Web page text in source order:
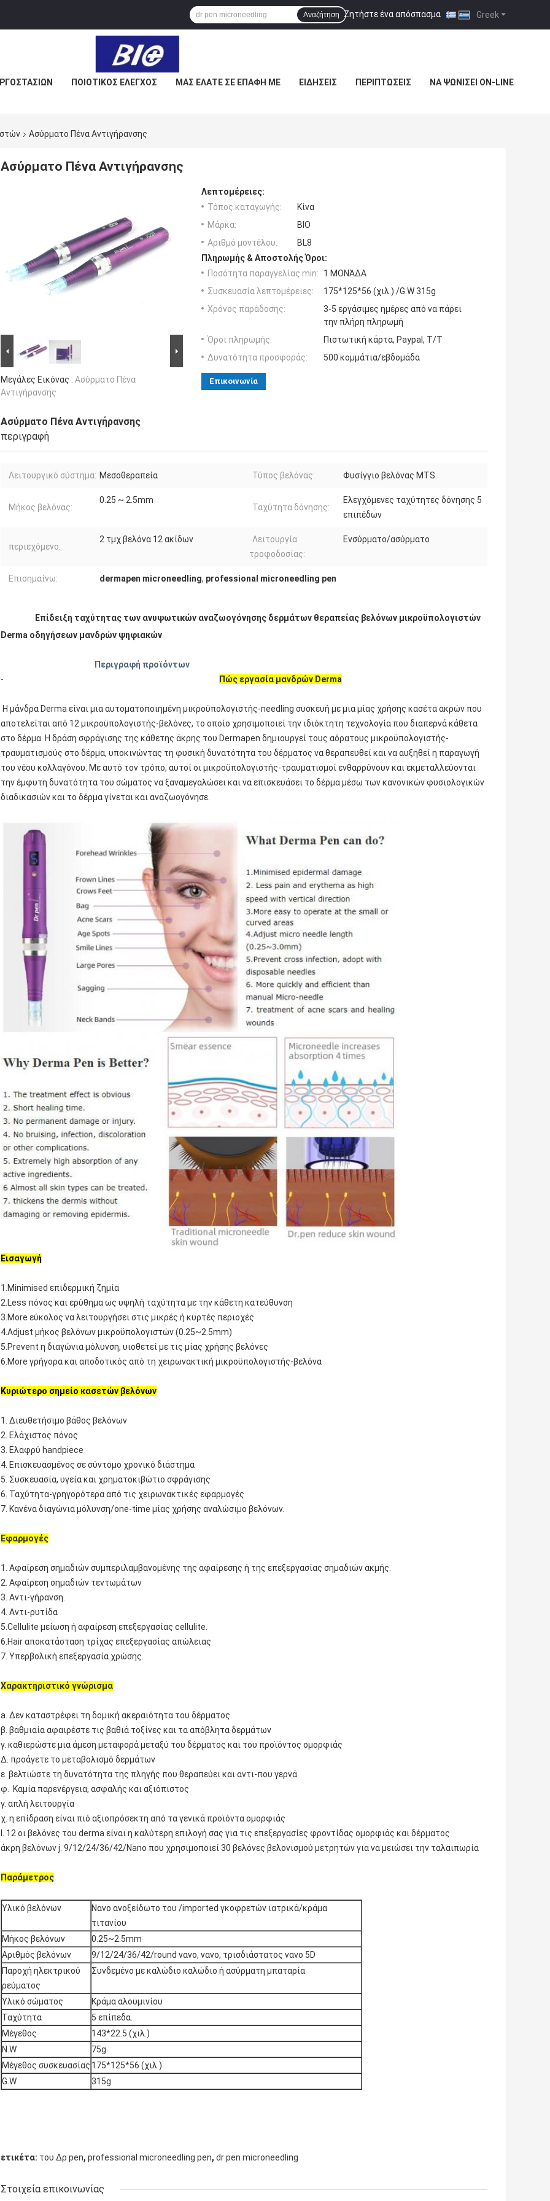
Greek
Ζητήστε ένα απόσπασμα |
Αναζήτηση
ΠΟΙΟΤΙΚΌΣ ΈΛΕΓΧΟΣ ΜΑΣ ΕΛΆΤΕ ΣΕ ΕΠΑΦΉ ΜΕ ΕΙΔΉΣΕΙΣ ΠΕΡΙΠΤΏΣΕΙΣ ΝΑ ΨΩΝΊΣΕΙ ON-LINE
Ασύρματο Πένα Αντιγήρανσης
Ασύρματο Πένα Αντιγήρανσης
Μεγάλες Εικόνας : Ασύρματο Πένα
Αντιγήρανσης
Λεπτομέρειες:
Τόπος καταγωγής:
Κίνα
Μάρκα:
BIO
Αριθμό μοντέλου:
BL8
Πληρωμής & Αποστολής Όροι:
Ποσότητα παραγγελίας min:
1 ΜΟΝΆΔΑ
Συσκευασία λεπτομέρειες:
175*125*56 (χιλ.) /G.W 315g
Χρόνος παράδοσης:
3-5 εργάσιμες ημέρες από να πάρει
την πλήρη πληρωμή
Όροι πληρωμής:
Πιστωτική κάρτα, Paypal, T/T
Δυνατότητα προσφοράς:
500 κομμάτια/εβδομάδα
Επικοινωνία
Ασύρματο Πένα Αντιγήρανσης
περιγραφή
Λειτουργικό σύστημα: Μεσοθεραπεία Τύπος βελόνας: Φυσίγγιο βελόνας MTS
Μήκος βελόνας:
0.25 ~ 2.5mm
Ταχύτητα δόνησης:
Ελεγχόμενες ταχύτητες δόνησης 5
επιπέδων
περιεχόμενο:
2 τμχ βελόνα 12 ακίδων
Λειτουργία
τροφοδοσίας:
Ενσύρματο/ασύρματο
Επισημαίνω: dermapen microneedling, professional microneedling pen
Επίδειξη ταχύτητας των ανυψωτικών αναζωογόνησης δερμάτων θεραπείας βελόνων μικροϋπολογιστών
Derma οδηγήσεων μανδρών ψηφιακών
Περιγραφή προϊόντων
-
Πώς εργασία μανδρών Derma
Η μάνδρα Derma είναι μια αυτοματοποιημένη μικροϋπολογιστής-needling συσκευή με μια μίας χρήσης κασέτα ακρών που
αποτελείται από 12 μικροϋπολογιστής-βελόνες, το οποίο χρησιμοποιεί την ιδιόκτητη τεχνολογία που διαπερνά κάθετα
στο δέρμα. Η δράση σφράγισης της κάθετης άκρης του Dermapen δημιουργεί τους αόρατους μικροϋπολογιστής-
τραυματισμούς στο δέρμα, υποκινώντας τη φυσική δυνατότητα του δέρματος να θεραπευθεί και να αυξηθεί η παραγωγή
του νέου κολλαγόνου. Με αυτό τον τρόπο, αυτοί οι μικροϋπολογιστής-τραυματισμοί ενθαρρύνουν και εκμεταλλεύονται
την έμφυτη δυνατότητα του σώματος να ξαναμεγαλώσει και να επισκευάσει το δέρμα μέσω των κανονικών φυσιολογικών
διαδικασιών και το δέρμα γίνεται και αναζωογόνησε.
Εισαγωγή
1.Minimised επιδερμική ζημία
2.Less πόνος και ερύθημα ως υψηλή ταχύτητα με την κάθετη κατεύθυνση
3.More εύκολος να λειτουργήσει στις μικρές ή κυρτές περιοχές
4.Adjust μήκος βελόνων μικροϋπολογιστών (0.25~2.5mm)
5.Prevent η διαγώνια μόλυνση, υιοθετεί με τις μίας χρήσης βελόνες
6.More γρήγορα και αποδοτικός από τη χειρωνακτική μικροϋπολογιστής-βελόνα
Κυριώτερο σημείο κασετών βελόνων
1. Διευθετήσιμο βάθος βελόνων
2. Ελάχιστος πόνος
3. Ελαφρύ handpiece
4. Επισκευασμένος σε σύντομο χρονικό διάστημα
5. Συσκευασία, υγεία και χρηματοκιβώτιο σφράγισης
6. Ταχύτητα-γρηγορότερα από τις χειρωνακτικές εφαρμογές
7. Κανένα διαγώνια μόλυνση/one-time μίας χρήσης αναλώσιμο βελόνων.
Εφαρμογές
1. Αφαίρεση σημαδιών συμπεριλαμβανομένης της αφαίρεσης ή της επεξεργασίας σημαδιών ακμής.
2. Αφαίρεση σημαδιών τεντωμάτων
3. Αντι-γήρανση.
4. Αντι-ρυτίδα
5.Cellulite μείωση ή αφαίρεση επεξεργασίας cellulite.
6.Hair αποκατάσταση τρίχας επεξεργασίας απώλειας
7. Υπερβολική επεξεργασία χρώσης.
Χαρακτηριστικό γνώρισμα
a. Δεν καταστρέφει τη δομική ακεραιότητα του δέρματος
β. βαθμιαία αφαιρέστε τις βαθιά τοξίνες και τα απόβλητα δερμάτων
γ. καθιερώστε μια άμεση μεταφορά μεταξύ του δέρματος και του προϊόντος ομορφιάς
Δ. προάγετε το μεταβολισμό δερμάτων
ε. βελτιώστε τη δυνατότητα της πληγής που θεραπεύει και αντι-που γερνά
φ. Καμία παρενέργεια, ασφαλής και αξιόπιστος
γ. απλή λειτουργία
χ. η επίδραση είναι πιό αξιοπρόσεκτη από τα γενικά προϊόντα ομορφιάς
Ι. 12 οι βελόνες του derma είναι η καλύτερη επιλογή σας για τις επεξεργασίες φροντίδας ομορφιάς και δέρματος
άκρη βελόνων j. 9/12/24/36/42/Nano που χρησιμοποιεί 30 βελόνες βελονισμού μετρητών για να μειώσει την ταλαιπωρία
Παράμετρος
Υλικό βελόνων
Νανο ανοξείδωτο του /imported γκοφρετών ιατρικά/κράμα
τιτανίου
Μήκος βελόνων
0.25~2.5mm
Αριθμός βελόνων
9/12/24/36/42/round νανο, νανο, τρισδιάστατος νανο 5D
Παροχή ηλεκτρικού
ρεύματος
Συνδεμένο με καλώδιο καλώδιο ή ασύρματη μπαταρία
Υλικό σώματος
Κράμα αλουμινίου
Ταχύτητα
5 επίπεδα.
Μέγεθος
143*22.5 (χιλ.)
N.W
75g
Μέγεθος συσκευασίας 175*125*56 (χιλ.)
G.W
315g
ετικέτα: του Δρ pen, professional microneedling pen, dr pen microneedling
Στοιχεία επικοινωνίας